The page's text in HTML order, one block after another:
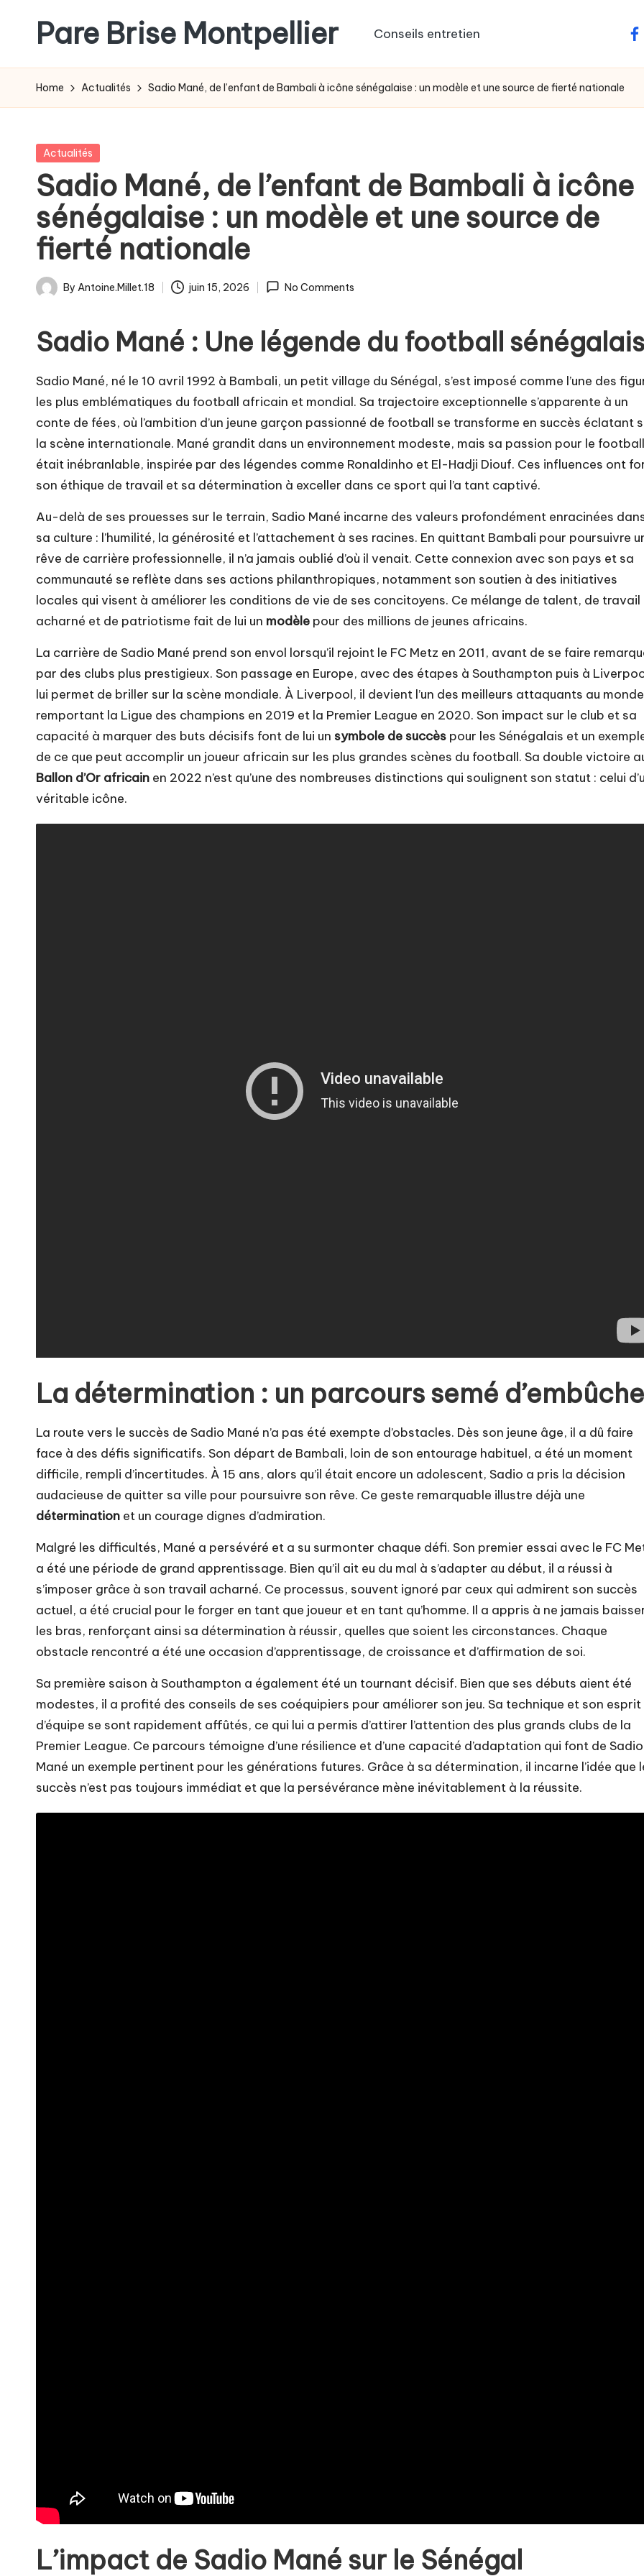
content
Pare Brise Montpellier Conseils entretien
Home Actualités Sadio Mané, de l’enfant de Bambali à icône sénégalaise : un modèle et une source de fierté nationale
Posted
Actualités
Sadio Mané, de l’enfant de Bambali à icône
sénégalaise : un modèle et une source de
fierté nationale
Posted
By Antoine.Millet.18 juin 15, 2026 No Comments
Sadio Mané : Une légende du football sénégalais
Sadio Mané, né le 10 avril 1992 à Bambali, un petit village du Sénégal, s’est imposé comme l’une des
les plus emblématiques du football africain et mondial. Sa trajectoire exceptionnelle s’apparente à un
conte de fées, où l’ambition d’un jeune garçon passionné de football se transforme en succès éclatant
la scène internationale. Mané grandit dans un environnement modeste, mais sa passion pour le football
était inébranlable, inspirée par des légendes comme Ronaldinho et El-Hadji Diouf. Ces influences ont
son éthique de travail et sa détermination à exceller dans ce sport qui l’a tant captivé.
Au-delà de ses prouesses sur le terrain, Sadio Mané incarne des valeurs profondément enracinées
sa culture : l’humilité, la générosité et l’attachement à ses racines. En quittant Bambali pour poursuivre
rêve de carrière professionnelle, il n’a jamais oublié d’où il venait. Cette connexion avec son pays et sa
communauté se reflète dans ses actions philanthropiques, notamment son soutien à des initiatives
locales qui visent à améliorer les conditions de vie de ses concitoyens. Ce mélange de talent, de travail
acharné et de patriotisme fait de lui un modèle pour des millions de jeunes africains.
La carrière de Sadio Mané prend son envol lorsqu’il rejoint le FC Metz en 2011, avant de se faire
par des clubs plus prestigieux. Son passage en Europe, avec des étapes à Southampton puis à
lui permet de briller sur la scène mondiale. À Liverpool, il devient l’un des meilleurs attaquants au
remportant la Ligue des champions en 2019 et la Premier League en 2020. Son impact sur le club et sa
capacité à marquer des buts décisifs font de lui un symbole de succès pour les Sénégalais et un
de ce que peut accomplir un joueur africain sur les plus grandes scènes du football. Sa double victoire
Ballon d’Or africain en 2022 n’est qu’une des nombreuses distinctions qui soulignent son statut : celui
véritable icône.
La détermination : un parcours semé
La route vers le succès de Sadio Mané n’a pas été exempte d’obstacles. Dès son jeune âge, il a dû faire
face à des défis significatifs. Son départ de Bambali, loin de son entourage habituel, a été un moment
difficile, rempli d’incertitudes. À 15 ans, alors qu’il était encore un adolescent, Sadio a pris la décision
audacieuse de quitter sa ville pour poursuivre son rêve. Ce geste remarquable illustre déjà une
détermination et un courage dignes d’admiration.
Malgré les difficultés, Mané a persévéré et a su surmonter chaque défi. Son premier essai avec le FC
a été une période de grand apprentissage. Bien qu’il ait eu du mal à s’adapter au début, il a réussi à
s’imposer grâce à son travail acharné. Ce processus, souvent ignoré par ceux qui admirent son succès
actuel, a été crucial pour le forger en tant que joueur et en tant qu’homme. Il a appris à ne jamais
les bras, renforçant ainsi sa détermination à réussir, quelles que soient les circonstances. Chaque
obstacle rencontré a été une occasion d’apprentissage, de croissance et d’affirmation de soi.
Sa première saison à Southampton a également été un tournant décisif. Bien que ses débuts aient été
modestes, il a profité des conseils de ses coéquipiers pour améliorer son jeu. Sa technique et son esprit
d’équipe se sont rapidement affûtés, ce qui lui a permis d’attirer l’attention des plus grands clubs de la
Premier League. Ce parcours témoigne d’une résilience et d’une capacité d’adaptation qui font de Sadio
Mané un exemple pertinent pour les générations futures. Grâce à sa détermination, il incarne l’idée que
succès n’est pas toujours immédiat et que la persévérance mène inévitablement à la réussite.
L’impact de Sadio Mané sur le Sénégal